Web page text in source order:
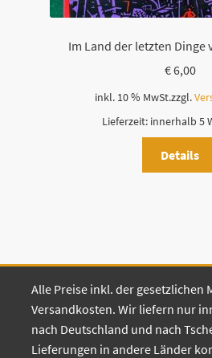
Im Land der letzten Dinge
€6,00
inkl. 10 % MwSt.zzgl.
Lieferzeit: innerhalb 5
Details
Alle Preise inkl. der gesetzlichen
Versandkosten. Wir liefern nur
nach Deutschland und nach
Lieferungen in andere Länder